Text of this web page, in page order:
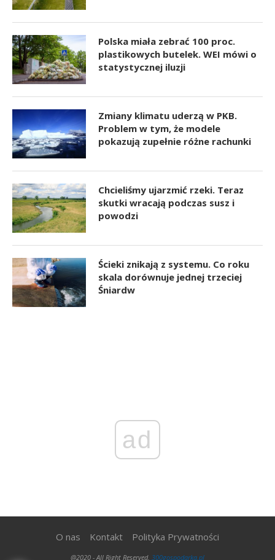
Polska miała zebrać 100 proc.
plastikowych butelek. WEI mówi o
statystycznej iluzji
Zmiany klimatu uderzą w PKB.
Problem w tym, że modele
pokazują zupełnie różne rachunki
Chcieliśmy ujarzmić rzeki. Teraz
skutki wracają podczas susz i
powodzi
Ścieki znikają z systemu. Co roku
skala dorównuje jednej trzeciej
Śniardw
ad
O nas Kontakt Polityka Prywatności
@2020 - All Right Reserved. 300gospodarka.pl